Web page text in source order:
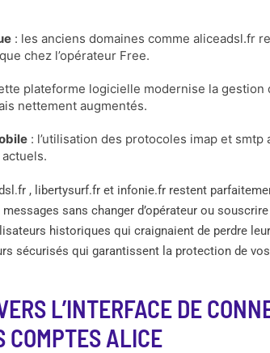
: les anciens domaines comme aliceadsl.fr
chez l’opérateur Free.
plateforme logicielle modernise la gestion
nettement augmentés.
: l’utilisation des protocoles imap et
, libertysurf.fr et infonie.fr restent
sans changer d’opérateur ou
historiques qui craignaient de perdre
sécurisés qui garantissent la protection de
L’INTERFACE DE
COMPTES ALICE